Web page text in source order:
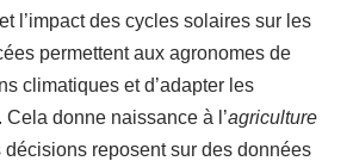
l’impact des cycles solaires sur les
permettent aux agronomes de
climatiques et d’adapter les
donne naissance à l’agriculture
décisions reposent sur des données